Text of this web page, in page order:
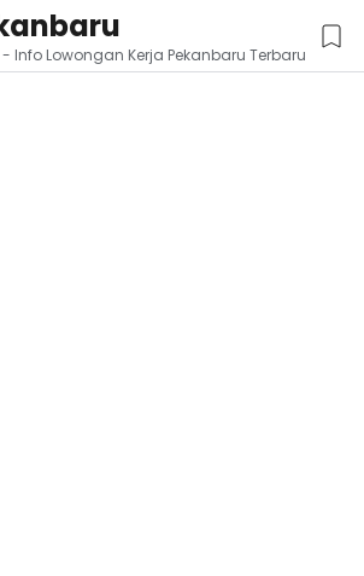
- Info Lowongan Kerja Pekanbaru Terbaru